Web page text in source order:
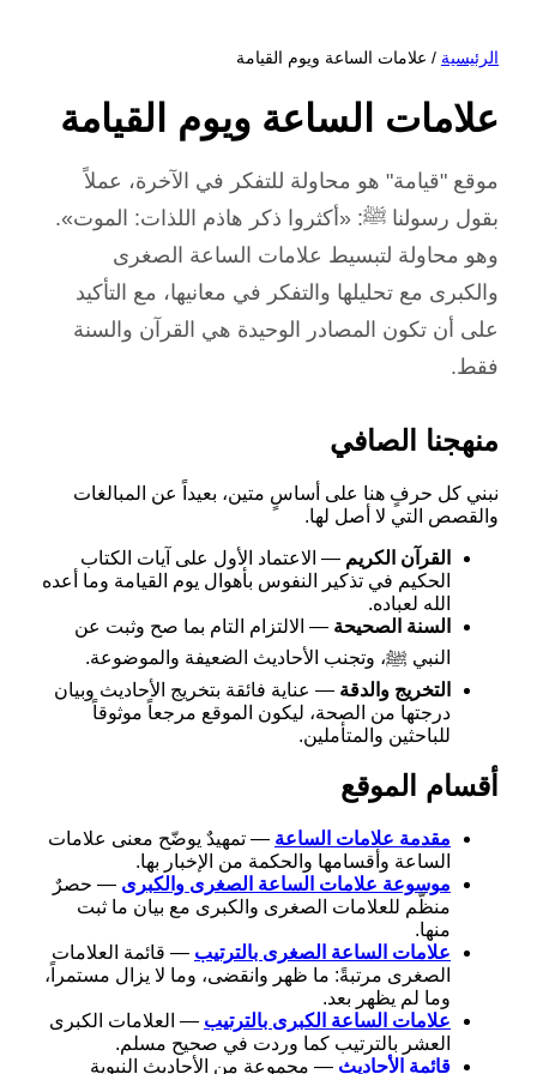
الرئيسية / علامات الساعة ويوم القيامة
علامات الساعة ويوم القيامة
موقع "قيامة" هو محاولة للتفكر في الآخرة، عملاً
بقول رسولنا ﷺ: «أكثروا ذكر هاذم اللذات: الموت».
وهو محاولة لتبسيط علامات الساعة الصغرى
والكبرى مع تحليلها والتفكر في معانيها، مع التأكيد
على أن تكون المصادر الوحيدة هي القرآن والسنة
فقط.
منهجنا الصافي
نبني كل حرفٍ هنا على أساسٍ متين، بعيداً عن المبالغات
والقصص التي لا أصل لها.
القرآن الكريم — الاعتماد الأول على آيات الكتاب
الحكيم في تذكير النفوس بأهوال يوم القيامة وما أعده
الله لعباده.
السنة الصحيحة — الالتزام التام بما صح وثبت عن
النبي ﷺ، وتجنب الأحاديث الضعيفة والموضوعة.
التخريج والدقة — عناية فائقة بتخريج الأحاديث وبيان
درجتها من الصحة، ليكون الموقع مرجعاً موثوقاً
للباحثين والمتأملين.
أقسام الموقع
مقدمة علامات الساعة — تمهيدٌ يوضّح معنى علامات
الساعة وأقسامها والحكمة من الإخبار بها.
موسوعة علامات الساعة الصغرى والكبرى — حصرٌ
منظّم للعلامات الصغرى والكبرى مع بيان ما ثبت
منها.
علامات الساعة الصغرى بالترتيب — قائمة العلامات
الصغرى مرتبةً: ما ظهر وانقضى، وما لا يزال مستمراً،
وما لم يظهر بعد.
علامات الساعة الكبرى بالترتيب — العلامات الكبرى
العشر بالترتيب كما وردت في صحيح مسلم.
قائمة الأحاديث — مجموعة من الأحاديث النبوية